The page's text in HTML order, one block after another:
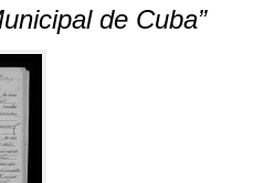
de Cuba”